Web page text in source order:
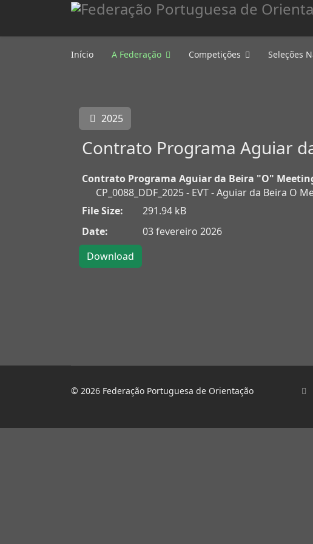
Início A Federação Competições Seleções
2025
Contrato Programa Aguiar
Contrato Programa Aguiar da Beira "O"
CP_0088_DDF_2025 - EVT - Aguiar da Beira O
File Size:
291.94 kB
Date:
03 fevereiro 2026
© 2026 Federação Portuguesa de Orientação